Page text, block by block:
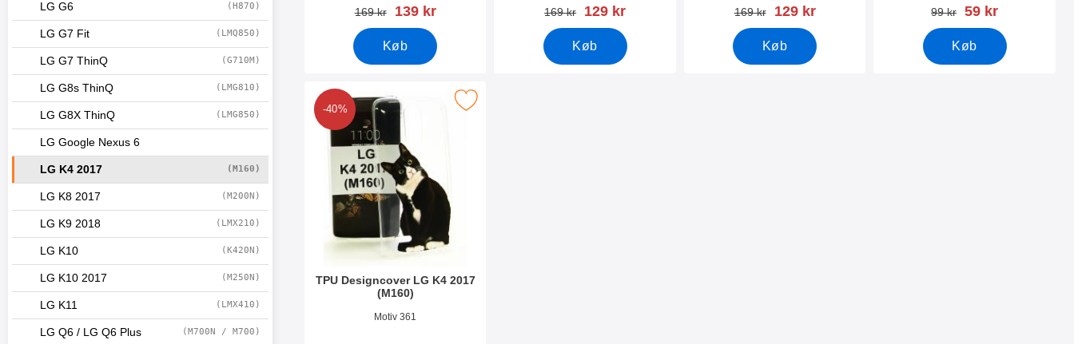
LG G6 (H870)
LG G7 Fit (LMQ850)
LG G7 ThinQ (G710M)
LG G8s ThinQ (LMG810)
LG G8X ThinQ (LMG850)
LG Google Nexus 6
LG K4 2017 (M160)
LG K8 2017 (M200N)
LG K9 2018 (LMX210)
LG K10 (K420N)
LG K10 2017 (M250N)
LG K11 (LMX410)
LG Q6 / LG Q6 Plus (M700N / M700)
pris
169 kr pris
139 kr
Køb
pris
169 kr pris
129 kr
Køb
pris
169 kr pris
129 kr
Køb
pris
99 kr pris
59 kr
Køb
-40%
TPU Designcover LG K4 2017
(M160)
Varenr 22246Motiv 361
Marker tPU Designcover LG K4 2017 (M160) som favorit